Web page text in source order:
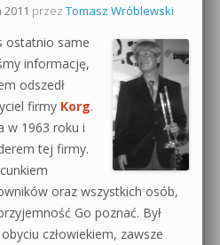
2011 przez Tomasz Wróblewski
ostatnio same
informację,
odszedł
firmy Korg.
w 1963 roku i
tej firmy.
oraz wszystkich osób,
Go poznać. Był
człowiekiem, zawsze